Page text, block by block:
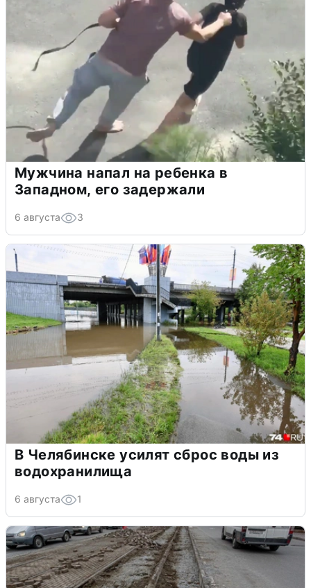
Мужчина напал на ребенка в
Западном, его задержали
6 августа 3
В Челябинске усилят сброс воды из
водохранилища
6 августа 1